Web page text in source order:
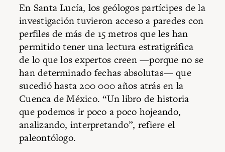
En Santa Lucía, los geólogos partícipes de la
investigación tuvieron acceso a paredes con
perfiles de más de 15 metros que les han
permitido tener una lectura estratigráfica
de lo que los expertos creen —porque no se
han determinado fechas absolutas— que
sucedió hasta 200 000 años atrás en la
Cuenca de México. “Un libro de historia
que podemos ir poco a poco hojeando,
analizando, interpretando”, refiere el
paleontólogo.